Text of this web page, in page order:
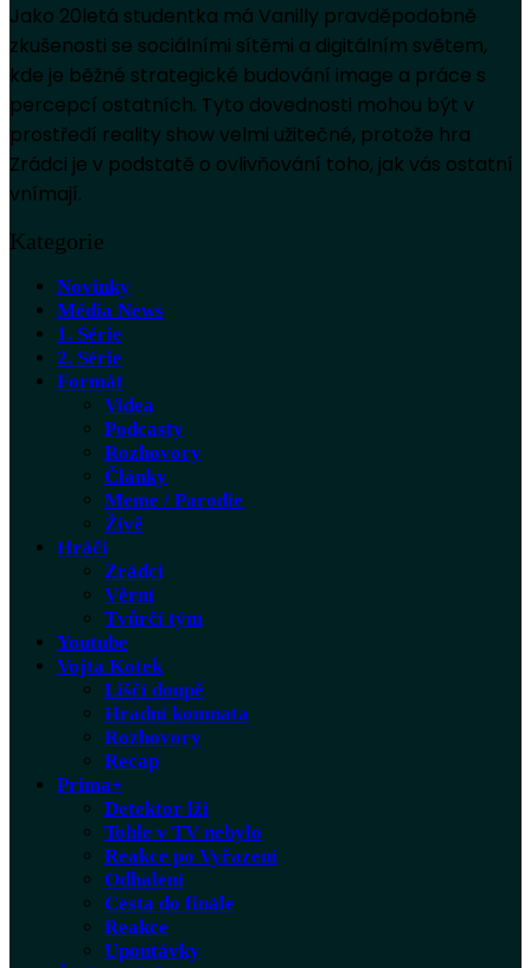
Jako 20letá studentka má Vanilly pravděpodobně
zkušenosti se sociálními sítěmi a digitálním světem,
kde je běžné strategické budování image a práce s
percepcí ostatních. Tyto dovednosti mohou být v
prostředí reality show velmi užitečné, protože hra
Zrádci je v podstatě o ovlivňování toho, jak vás ostatní
vnímají.
Kategorie
Novinky
Média News
1. Série
2. Série
Formát
Videa
Podcasty
Rozhovory
Články
Meme / Parodie
Živě
Hráči
Zrádci
Věrní
Tvůrčí tým
Youtube
Vojta Kotek
Liščí doupě
Hradní komnata
Rozhovory
Recap
Prima+
Detektor lži
Tohle v TV nebylo
Reakce po Vyřazení
Odhalení
Cesta do finále
Reakce
Upoutávky